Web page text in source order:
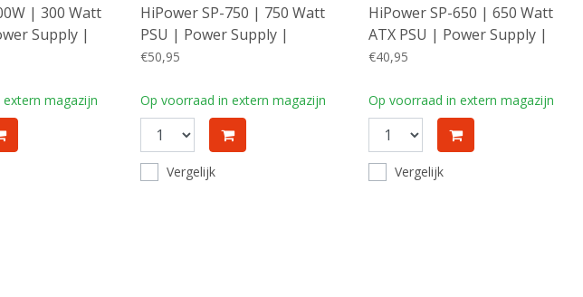
| 300 Watt
Supply |
magazijn
HiPower SP-750 | 750 Watt
PSU | Power Supply |
Voeding
€50,95
Op voorraad in extern magazijn
Vergelijk
HiPower SP-650 | 650 Watt
ATX PSU | Power Supply |
Voeding
€40,95
Op voorraad in extern magazijn
Vergelijk